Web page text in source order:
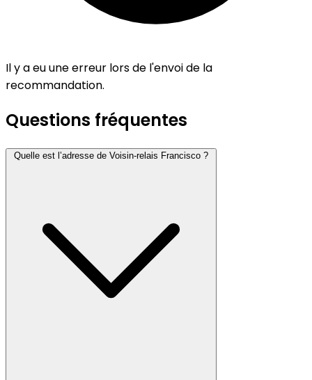
Il y a eu une erreur lors de l'envoi de la
recommandation.
Questions fréquentes
Quelle est l’adresse de Voisin-relais Francisco ?